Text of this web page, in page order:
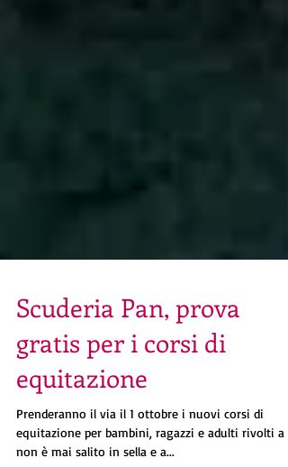
Scuderia Pan, prova
gratis per i corsi di
equitazione